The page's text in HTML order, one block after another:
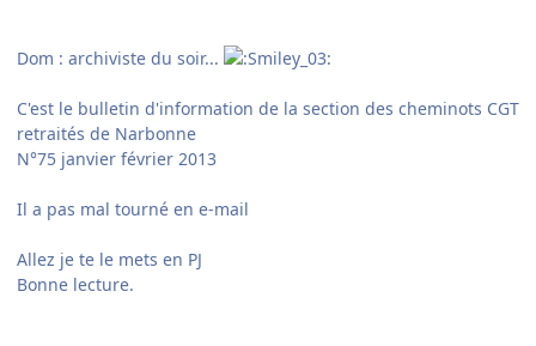
Dom : archiviste du soir...
C'est le bulletin d'information de la section des cheminots CGT
retraités de Narbonne
N°75 janvier février 2013
Il a pas mal tourné en e-mail
Allez je te le mets en PJ
Bonne lecture.